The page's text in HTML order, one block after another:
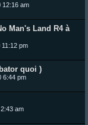
12:16 am
Man's Land R4 à
pm
quoi )
6:44 pm
am